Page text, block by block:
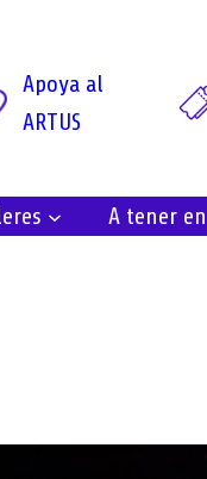
Apoya al
ARTUS
A tener